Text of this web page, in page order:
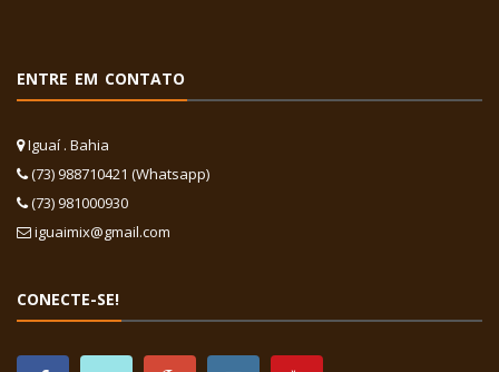
ENTRE EM CONTATO
Iguaí . Bahia
(73) 988710421 (Whatsapp)
(73) 981000930
iguaimix@gmail.com
CONECTE-SE!